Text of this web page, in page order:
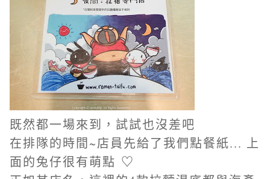
既然都一場來到，試試也沒差吧
在排隊的時間~店員先給了我們點餐紙... 上
面的兔仔很有萌點 ♡